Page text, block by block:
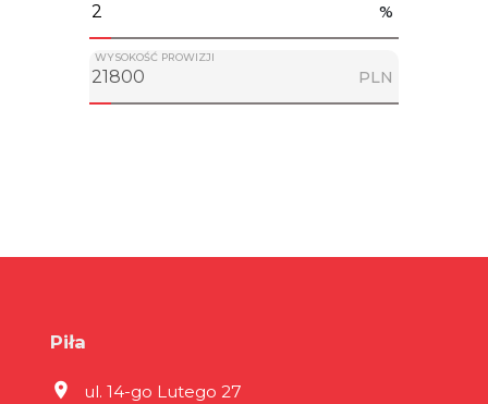
%
WYSOKOŚĆ PROWIZJI
PLN
Piła
ul. 14-go Lutego 27